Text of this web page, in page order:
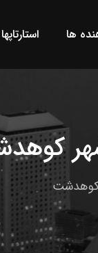
ها استارتاپها